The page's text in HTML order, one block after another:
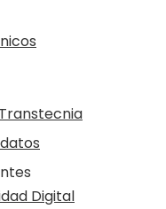
Digital